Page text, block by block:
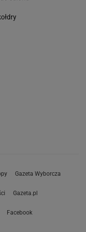
Gazeta Wyborcza
Gazeta.pl
Facebook